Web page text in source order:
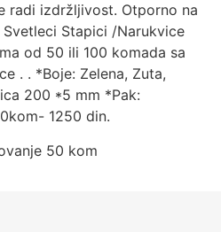
radi izdržljivost. Otporno na
Stapici /Narukvice
od 50 ili 100 komada sa
. . *Boje: Zelena, Zuta,
200 *5 mm *Pak:
1250 din.
50 kom